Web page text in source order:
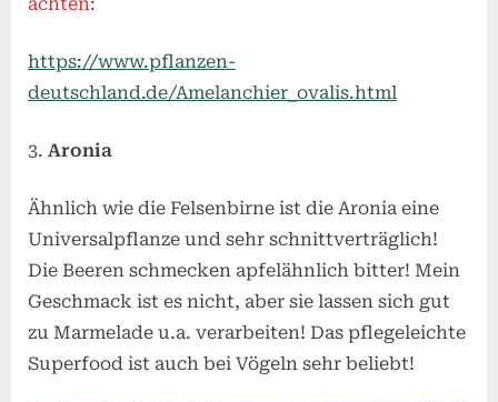
https://www.pflanzen-
deutschland.de/Amelanchier_ovalis.html
Aronia
Ähnlich wie die Felsenbirne ist die Aronia eine
Universalpflanze und sehr schnittverträglich!
Die Beeren schmecken apfelähnlich bitter! Mein
Geschmack ist es nicht, aber sie lassen sich gut
zu Marmelade u.a. verarbeiten! Das pflegeleichte
Superfood ist auch bei Vögeln sehr beliebt!